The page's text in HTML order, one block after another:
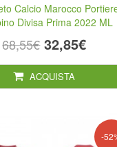
Calcio Marocco
Divisa Prima 2022 ML
68,55€ 32,85€
ACQUISTA
-